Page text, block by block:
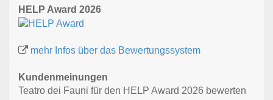
HELP Award 2026
mehr Infos über das Bewertungssystem
Kundenmeinungen
Teatro dei Fauni für den HELP Award 2026 bewerten